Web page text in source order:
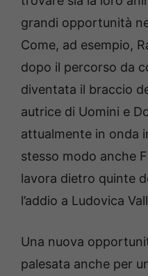
grandi opportunità
Come, ad esempio,
dopo il percorso da
diventata il braccio
autrice di Uomini e
attualmente in onda
stesso modo anche
lavora dietro quinte
l’addio a Ludovica
Una nuova
palesata anche per